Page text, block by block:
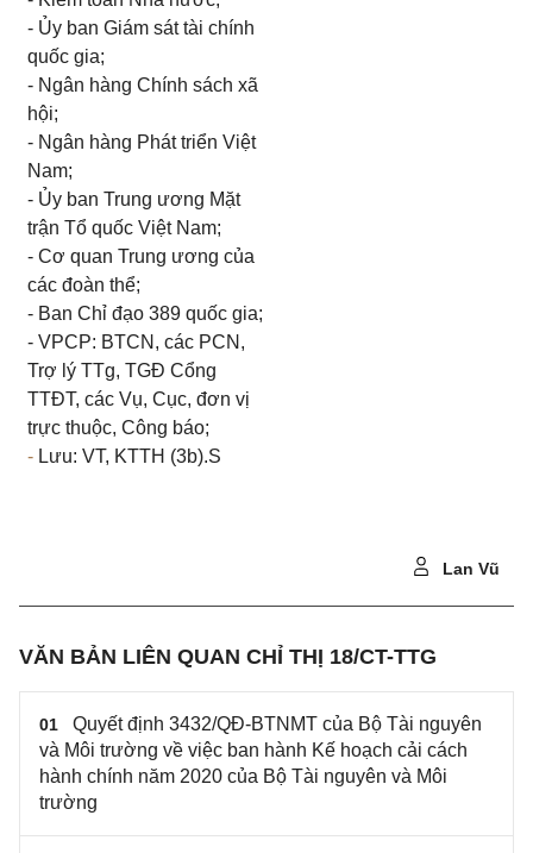
- Ủy ban Giám sát tài chính
quốc gia;
- Ngân hàng Chính sách xã
hội;
- Ngân hàng Phát triển Việt
Nam;
- Ủy ban Trung ương Mặt
trận Tổ quốc Việt Nam;
- Cơ quan Trung ương của
các đoàn thể;
- Ban Chỉ đạo 389 quốc gia;
- VPCP: BTCN, các PCN,
Trợ lý TTg, TGĐ Cổng
TTĐT, các Vụ, Cục, đơn vị
trực thuộc, Công báo;
- Lưu: VT, KTTH (3b).S
Lan Vũ
VĂN BẢN LIÊN QUAN CHỈ THỊ 18/CT-TTG
01
Quyết định 3432/QĐ-BTNMT của Bộ Tài nguyên
và Môi trường về việc ban hành Kế hoạch cải cách
hành chính năm 2020 của Bộ Tài nguyên và Môi
trường